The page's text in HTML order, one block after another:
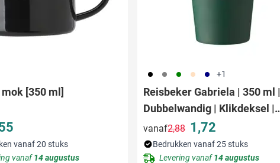
[350 ml]
vanaf 20 stuks
vanaf14 augustus
001 003 004 357 536 +1
Reisbeker Gabriela | 350 ml |
Dubbelwandig | Klikdeksel |
Monochroom
vanaf
Normale prijs
2,88 1,72
Bedrukken vanaf 25 stuks
Levering vanaf14 augustus